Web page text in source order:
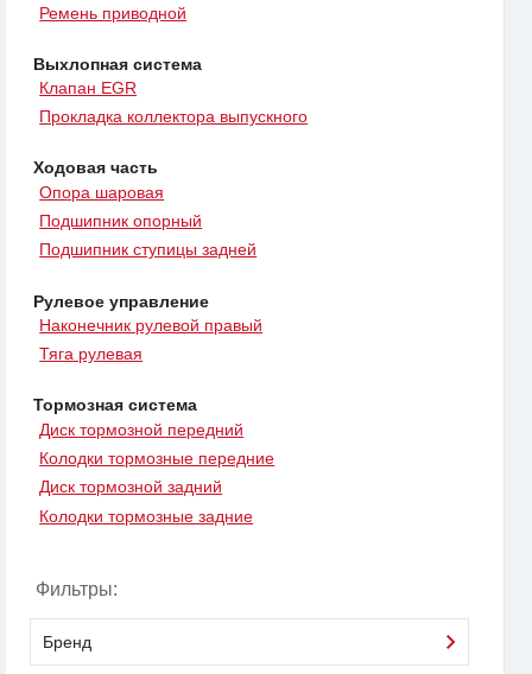
Ремень приводной
Выхлопная система
Клапан EGR
Прокладка коллектора выпускного
Ходовая часть
Опора шаровая
Подшипник опорный
Подшипник ступицы задней
Рулевое управление
Наконечник рулевой правый
Тяга рулевая
Тормозная система
Диск тормозной передний
Колодки тормозные передние
Диск тормозной задний
Колодки тормозные задние
Фильтры:
Бренд